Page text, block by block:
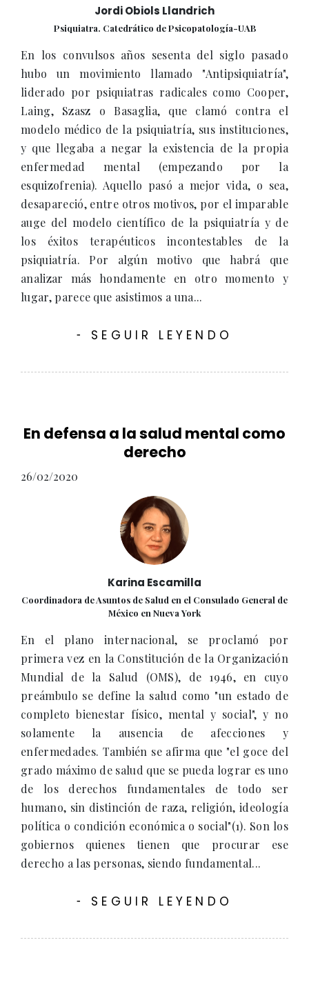
Jordi Obiols Llandrich
Psiquiatra. Catedrático de Psicopatología-UAB
En los convulsos años sesenta del siglo pasado
hubo un movimiento llamado "Antipsiquiatría",
liderado por psiquiatras radicales como Cooper,
Laing, Szasz o Basaglia, que clamó contra el
modelo médico de la psiquiatría, sus instituciones,
y que llegaba a negar la existencia de la propia
enfermedad mental (empezando por la
esquizofrenia). Aquello pasó a mejor vida, o sea,
desapareció, entre otros motivos, por el imparable
auge del modelo científico de la psiquiatría y de
los éxitos terapéuticos incontestables de la
psiquiatría. Por algún motivo que habrá que
analizar más hondamente en otro momento y
lugar, parece que asistimos a una...
- SEGUIR LEYENDO
En defensa a la salud mental como
derecho
26/02/2020
Karina Escamilla
Coordinadora de Asuntos de Salud en el Consulado General de
México en Nueva York
En el plano internacional, se proclamó por
primera vez en la Constitución de la Organización
Mundial de la Salud (OMS), de 1946, en cuyo
preámbulo se define la salud como "un estado de
completo bienestar físico, mental y social", y no
solamente la ausencia de afecciones y
enfermedades. También se afirma que "el goce del
grado máximo de salud que se pueda lograr es uno
de los derechos fundamentales de todo ser
humano, sin distinción de raza, religión, ideología
política o condición económica o social"(1). Son los
gobiernos quienes tienen que procurar ese
derecho a las personas, siendo fundamental...
- SEGUIR LEYENDO